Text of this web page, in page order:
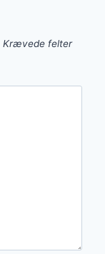
Krævede felter